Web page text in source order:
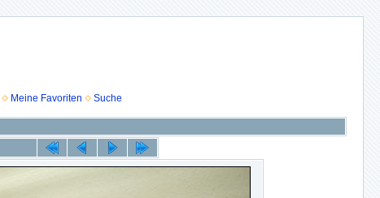
Meine Favoriten Suche